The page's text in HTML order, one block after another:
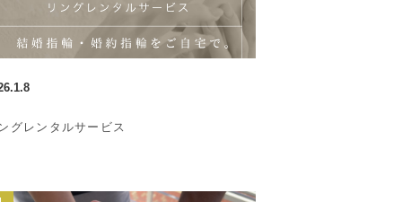
グレンタルサービス